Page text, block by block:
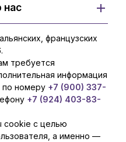
нас
французских
требуется
информация
по номеру +7 (900) 337-
+7 (924) 403-83-
cookie с целью
а именно —